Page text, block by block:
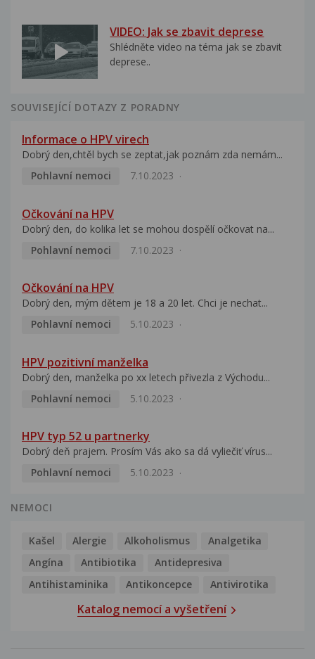
VIDEO: Jak se zbavit deprese
Shlédněte video na téma jak se zbavit
deprese..
SOUVISEJÍCÍ DOTAZY Z PORADNY
Informace o HPV virech
Dobrý den,chtěl bych se zeptat,jak poznám zda nemám...
Pohlavní nemoci
7.10.2023
Očkování na HPV
Dobrý den, do kolika let se mohou dospělí očkovat na...
Pohlavní nemoci
7.10.2023
Očkování na HPV
Dobrý den, mým dětem je 18 a 20 let. Chci je nechat...
Pohlavní nemoci
5.10.2023
HPV pozitivní manželka
Dobrý den, manželka po xx letech přivezla z Východu...
Pohlavní nemoci
5.10.2023
HPV typ 52 u partnerky
Dobrý deň prajem. Prosím Vás ako sa dá vyliečiť vírus...
Pohlavní nemoci
5.10.2023
NEMOCI
Kašel Alergie Alkoholismus
Analgetika
Angína
Antibiotika
Antidepresiva
Antihistaminika
Antikoncepce Antivirotika
Katalog nemocí a vyšetření